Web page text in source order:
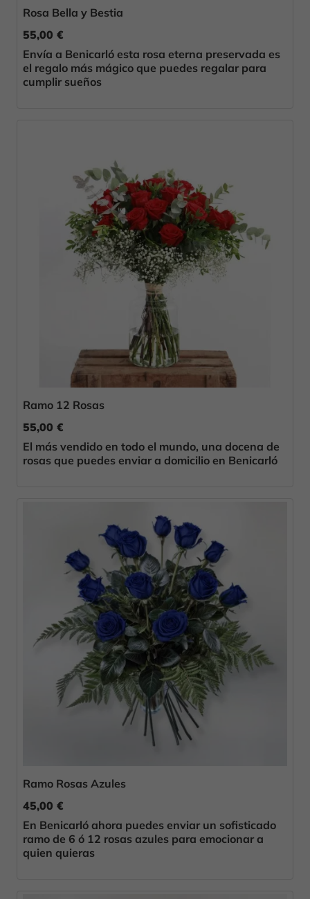
Rosa Bella y Bestia
55,00 €
Envía a Benicarló esta rosa eterna preservada es
el regalo más mágico que puedes regalar para
cumplir sueños
Ramo 12 Rosas
55,00 €
El más vendido en todo el mundo, una docena de
rosas que puedes enviar a domicilio en Benicarló
Ramo Rosas Azules
45,00 €
En Benicarló ahora puedes enviar un sofisticado
ramo de 6 ó 12 rosas azules para emocionar a
quien quieras